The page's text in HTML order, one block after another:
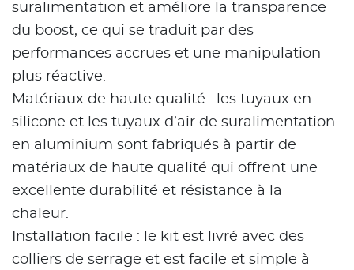
suralimentation et améliore la transparence
du boost, ce qui se traduit par des
performances accrues et une manipulation
plus réactive.
Matériaux de haute qualité : les tuyaux en
silicone et les tuyaux d’air de suralimentation
en aluminium sont fabriqués à partir de
matériaux de haute qualité qui offrent une
excellente durabilité et résistance à la
chaleur.
Installation facile : le kit est livré avec des
colliers de serrage et est facile et simple à